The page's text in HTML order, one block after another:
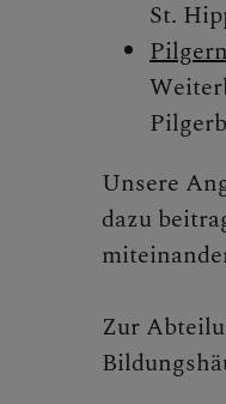
St.
Unsere
dazu
Zur